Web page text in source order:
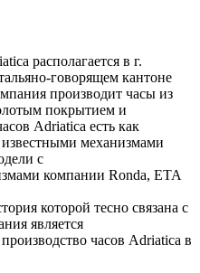
располагается в г.
говорящем кантоне
производит часы из
покрытием и
Adriatica есть как
механизмами
с
компании Ronda, ETA
которой тесно связана с
является
часов Adriatica в